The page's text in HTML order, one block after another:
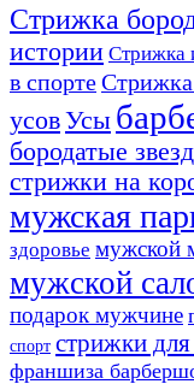
Стрижка
истории Стрижка
в спортеСтрижка
усовУсы
бородатые
стрижки на
мужская
здоровье мужской
мужской
подарок мужчине
спорт стрижки
франшиза